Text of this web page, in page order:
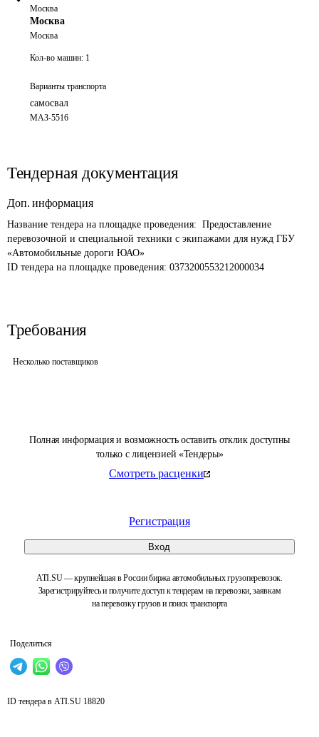
Полная информация и возможность оставить отклик доступны
только с лицензией «Тендеры»
Смотреть расценки
Регистрация
Вход
ATI.SU — крупнейшая в России биржа автомобильных грузоперевозок.
Зарегистрируйтесь и получите доступ к тендерам на перевозки, заявкам
на перевозку грузов и поиск транспорта
Поделиться
Москва
Москва
Москва
Кол-во машин: 1
Варианты транспорта
самосвал
МАЗ-5516
Тендерная документация
Доп. информация
Название тендера на площадке проведения: Предоставление
перевозочной и специальной техники с экипажами для нужд ГБУ
«Автомобильные дороги ЮАО»
ID тендера на площадке проведения: 0373200553212000034
Требования
Несколько поставщиков
ID тендера в ATI.SU 18820